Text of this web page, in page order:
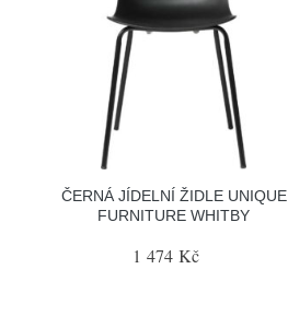
ČERNÁ JÍDELNÍ ŽIDLE UNIQUE
FURNITURE WHITBY
1 474 Kč